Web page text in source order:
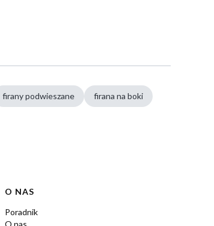
firany podwieszane firana na boki
O NAS
Poradnik
O nas